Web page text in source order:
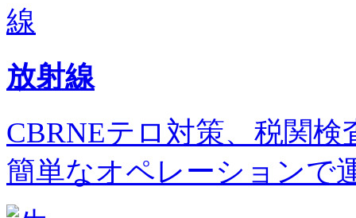
放射線
CBRNEテロ対策、税関
簡単なオペレーションで